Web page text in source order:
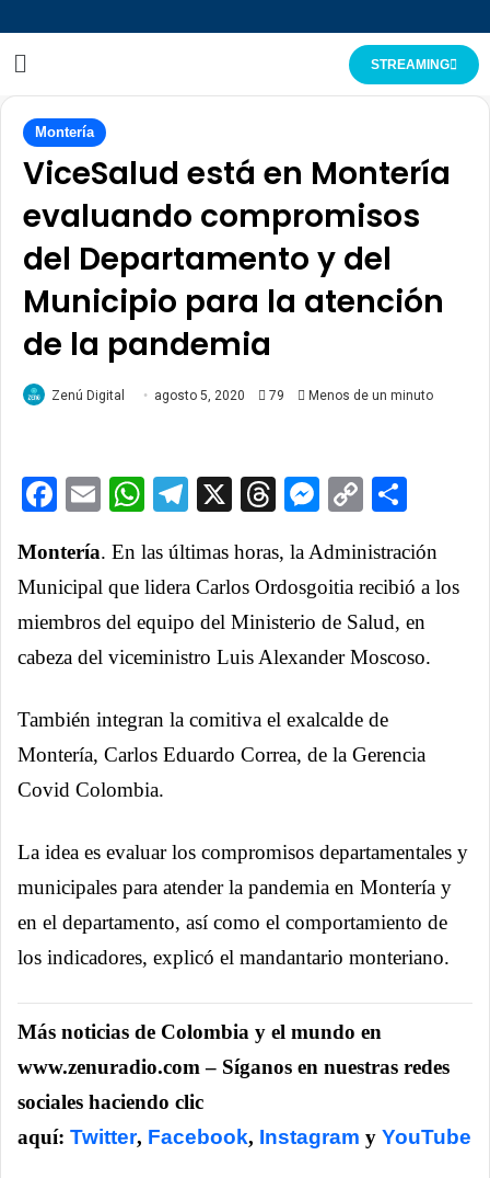
STREAMING
Montería
ViceSalud está en Montería
evaluando compromisos
del Departamento y del
Municipio para la atención
de la pandemia
Zenú Digital agosto 5, 2020 79 Menos de un minuto
Facebook
EmailWhatsApp
Telegram
X ThreadsCopy
Montería. En las últimas horas, la Administración
Municipal que lidera Carlos Ordosgoitia recibió a los
miembros del equipo del Ministerio de Salud, en
cabeza del viceministro Luis Alexander Moscoso.
También integran la comitiva el exalcalde de
Montería, Carlos Eduardo Correa, de la Gerencia
Covid Colombia.
La idea es evaluar los compromisos departamentales y
municipales para atender la pandemia en Montería y
en el departamento, así como el comportamiento de
los indicadores, explicó el mandantario monteriano.
Más noticias de Colombia y el mundo en
www.zenuradio.com – Síganos en nuestras redes
sociales haciendo clic
aquí: Twitter, Facebook, Instagram y YouTube